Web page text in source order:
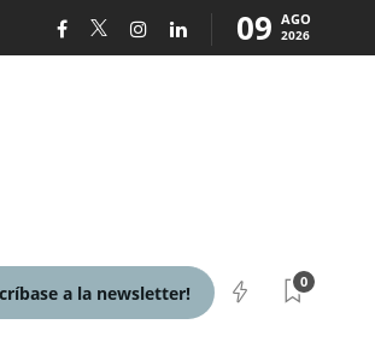
09 AGO
2026
a la newsletter!
0